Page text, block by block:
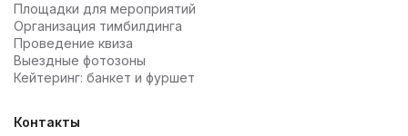
Площадки для мероприятий
Организация тимбилдинга
Проведение квиза
Выездные фотозоны
Кейтеринг: банкет и фуршет
Контакты